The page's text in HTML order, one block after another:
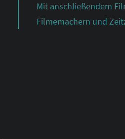
Mit anschließendem
Filmemachern und